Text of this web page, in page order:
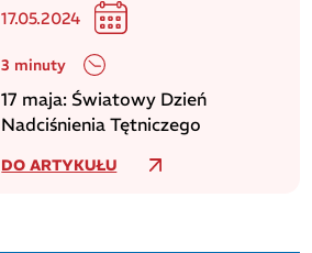
17.05.2024
3 minuty
17 maja: Światowy Dzień
Nadciśnienia Tętniczego
DO ARTYKUŁU